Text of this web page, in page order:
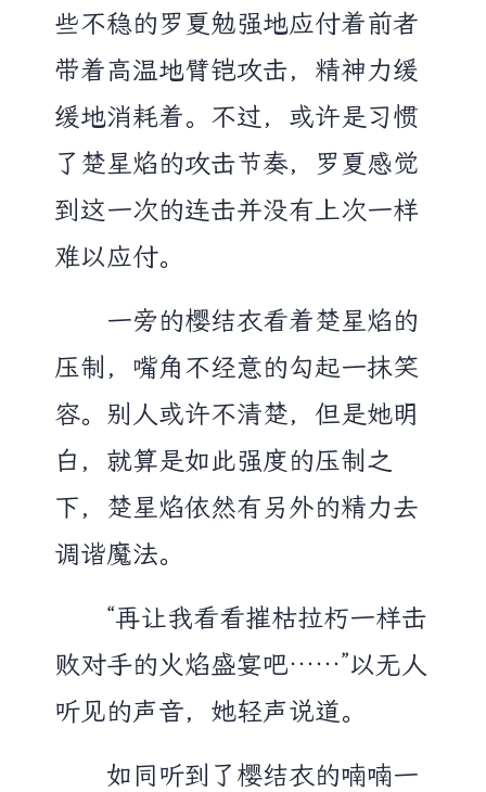
些不稳的罗夏勉强地应付着前者
带着高温地臂铠攻击，精神力缓
缓地消耗着。不过，或许是习惯
了楚星焰的攻击节奏，罗夏感觉
到这一次的连击并没有上次一样
难以应付。
一旁的樱结衣看着楚星焰的
压制，嘴角不经意的勾起一抹笑
容。别人或许不清楚，但是她明
白，就算是如此强度的压制之
下，楚星焰依然有另外的精力去
调谐魔法。
“再让我看看摧枯拉朽一样击
败对手的火焰盛宴吧……”以无人
听见的声音，她轻声说道。
如同听到了樱结衣的喃喃一